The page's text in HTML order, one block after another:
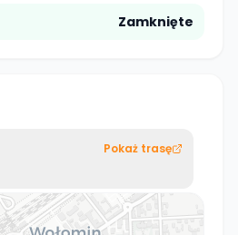
Zamknięte
Pokaż trasę